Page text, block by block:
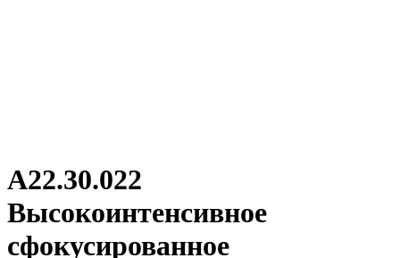
А22.30.022
Высокоинтенсивное
сфокусированное